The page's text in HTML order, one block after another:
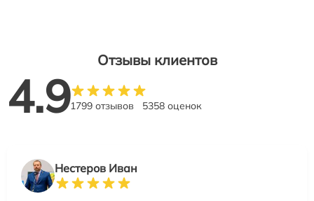
Отзывы клиентов
4.91799 отзывов 5358 оценок
Нестеров Иван